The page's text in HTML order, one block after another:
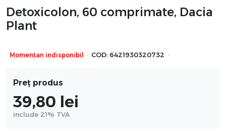
Detoxicolon, 60 comprimate, Dacia
Plant
Momentan indisponibil · COD: 6421930320732 ·
Preț produs
39,80 lei
include 21% TVA